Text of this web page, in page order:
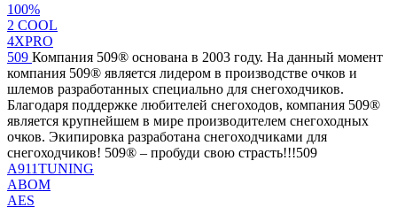
100%
2 СOOL
4XPRO
509 Компания 509® основана в 2003 году. На данный момент
компания 509® является лидером в производстве очков и
шлемов разработанных специально для снегоходчиков.
Благодаря поддержке любителей снегоходов, компания 509®
является крупнейшем в мире производителем снегоходных
очков. Экипировка разработана снегоходчиками для
снегоходчиков! 509® – пробуди свою страсть!!!509
A911TUNING
ABOM
AES